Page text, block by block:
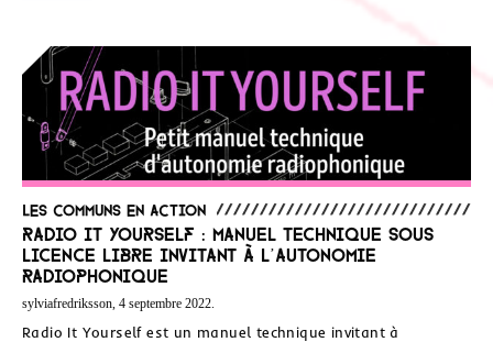
Les communs en action
Radio It Yourself : manuel technique sous
licence libre invitant à l’autonomie
radiophonique
sylviafredriksson, 4 septembre 2022.
Radio It Yourself est un manuel technique invitant à